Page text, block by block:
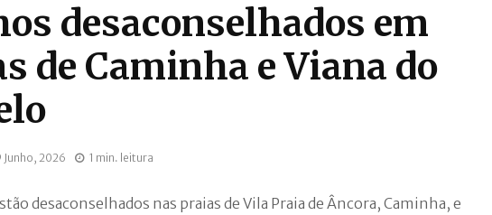
desaconselhados em
de Caminha e Viana do
Junho, 2026 1 min. leitura
desaconselhados nas praias de Vila Praia de Âncora, Caminha, e